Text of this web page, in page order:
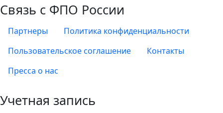
Связь с ФПО России
Партнеры
Политика конфиденциальности
Пользовательское соглашение
Контакты
Пресса о нас
Учетная запись